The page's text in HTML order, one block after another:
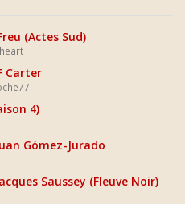
(Actes Sud)
Carter
4)
Gómez-Jurado
Saussey (Fleuve Noir)